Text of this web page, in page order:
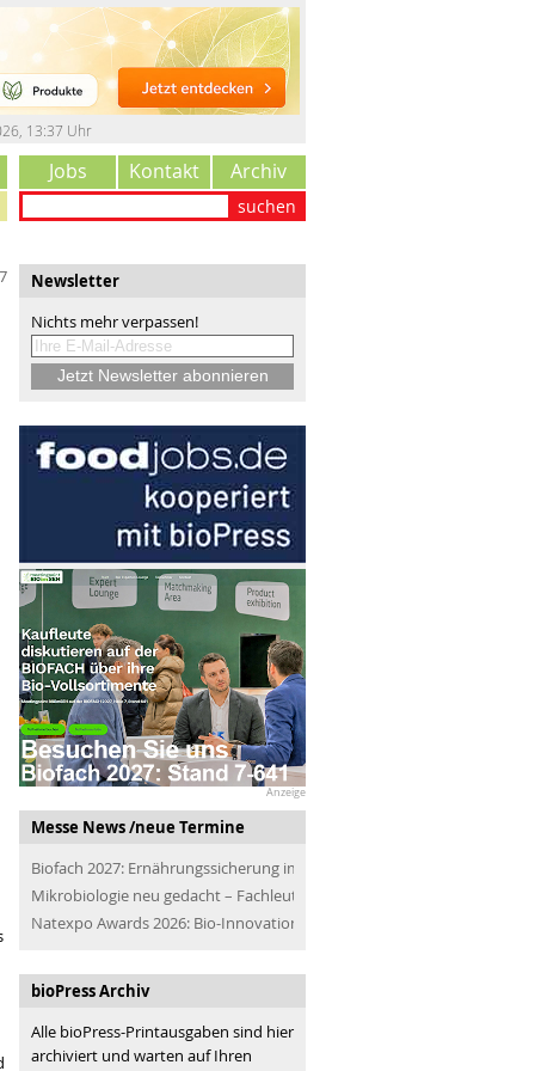
13:37 Uhr
Jobs Kontakt Archiv
suchen
Newsletter
Nichts mehr verpassen!
Anzeige
Messe News /neue Termine
Biofach 2027: Ernährungssicherung im Blick
Mikrobiologie neu gedacht – Fachleute der Branche treffen
Natexpo Awards 2026: Bio-Innovationen für alle
bioPress Archiv
Alle bioPress-Printausgaben sind hier
archiviert und warten auf Ihren